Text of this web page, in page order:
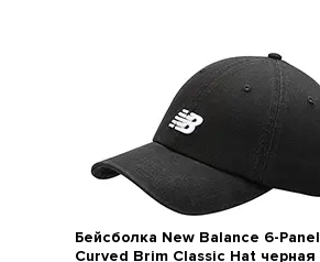
Бейсболка New Balance 6-Panel
Curved Brim Classic Hat черная